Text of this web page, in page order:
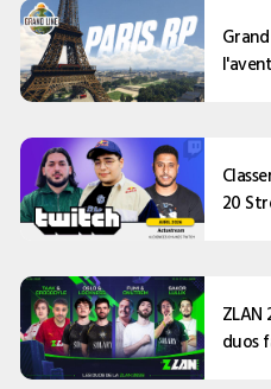
20
ZLAN
duos